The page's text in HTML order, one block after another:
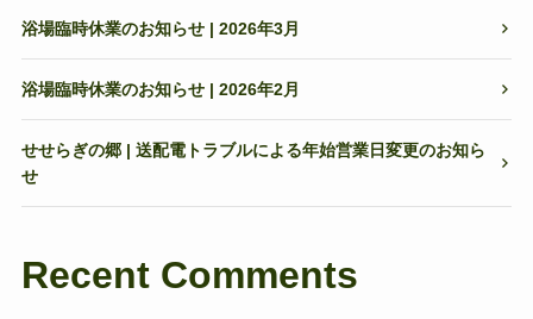
浴場臨時休業のお知らせ | 2026年3月
浴場臨時休業のお知らせ | 2026年2月
せせらぎの郷 | 送配電トラブルによる年始営業日変更のお知ら
せ
Recent Comments